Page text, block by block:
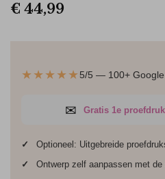
€ 44,99
★★★★★5/5 — 100+
✉ Gratis 1e proefdruk
✓ Optioneel: Uitgebreide
✓
Ontwerp zelf aanpassen met de